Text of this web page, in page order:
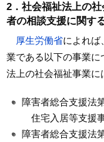
2．社会福祉法上の
者の相談支援に関す
厚生労働省によれば
業である以下の事業に
法上の社会福祉事業に
障害者総合支援法
住宅入居等支援
障害者総合支援法